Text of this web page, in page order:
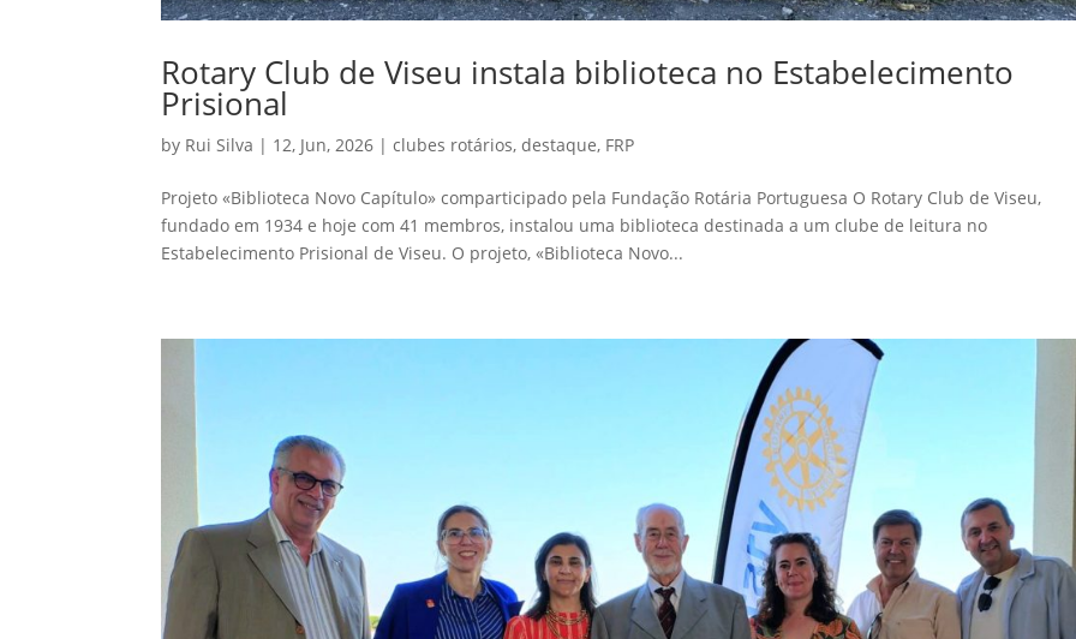
Rotary Club de Viseu instala biblioteca no Estabelecimento
Prisional
by Rui Silva | 12, Jun, 2026 |clubes rotários,destaque, FRP
Projeto «Biblioteca Novo Capítulo» comparticipado pela Fundação Rotária Portuguesa O Rotary Club de Viseu,
fundado em 1934 e hoje com 41 membros, instalou uma biblioteca destinada a um clube de leitura no
Estabelecimento Prisional de Viseu. O projeto, «Biblioteca Novo...